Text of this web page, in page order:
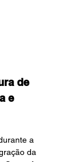
de
e
a
da